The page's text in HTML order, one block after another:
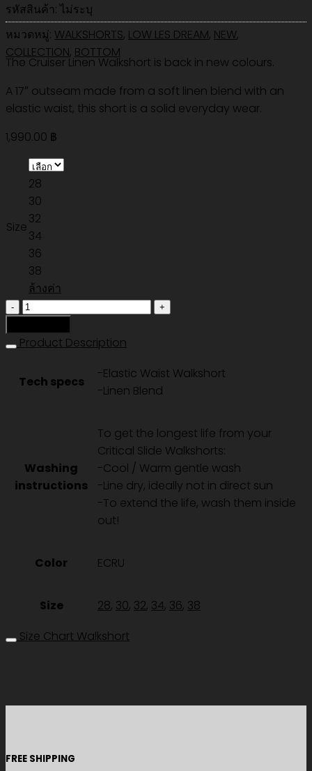
รหัสสินค้า:ไม่ระบุ
หมวดหมู่: WALKSHORTS, LOW LES DREAM, NEW,
COLLECTION, BOTTOM
The Cruiser Linen Walkshort is back in new colours.
A 17″ outseam made from a soft linen blend with an
elastic waist, this short is a solid everyday wear.
1,990.00 ฿
Size
28
30
32
34
36
38
ล้างค่า
จำนวน
DAY
WALKSHORT
Product Description
Tech specs
-Elastic Waist Walkshort
-Linen Blend
Washing
instructions
To get the longest life from your
Critical Slide Walkshorts:
-Cool / Warm gentle wash
-Line dry, ideally not in direct sun
-To extend the life, wash them inside
out!
Color ECRU
Size 28, 30, 32, 34, 36, 38
Size Chart Walkshort
FREE SHIPPING